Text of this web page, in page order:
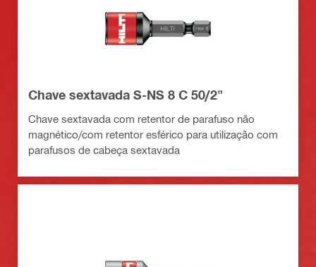
Chave sextavada S-NS 8 C 50/2"
Chave sextavada com retentor de parafuso não
magnético/com retentor esférico para utilização com
parafusos de cabeça sextavada